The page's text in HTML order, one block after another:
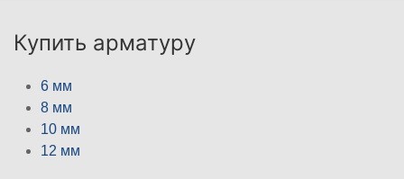
Купить арматуру
6 мм
8 мм
10 мм
12 мм